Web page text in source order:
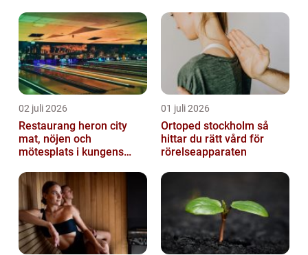
02 juli 2026
Restaurang heron city
mat, nöjen och
mötesplats i kungens
01 juli 2026
Ortoped stockholm så
hittar du rätt vård för
rörelseapparaten